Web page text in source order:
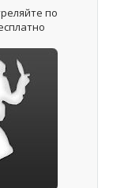
по